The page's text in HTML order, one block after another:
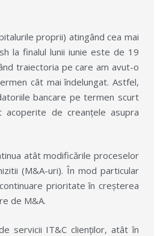
proprii) atingând cea mai
la finalul lunii iunie este de 19
traiectoria pe care am avut-o
cât mai îndelungat. Astfel,
bancare pe termen scurt
de creanțele asupra
atât modificările proceselor
(M&A-uri). În mod particular
prioritate în creșterea
de M&A.
servicii IT&C clienților, atât în